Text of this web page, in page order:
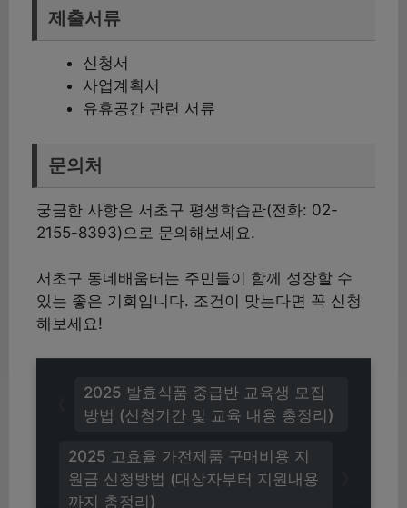
제출서류
신청서
사업계획서
유휴공간 관련 서류
문의처
궁금한 사항은 서초구 평생학습관(전화: 02-
2155-8393)으로 문의해보세요.
서초구 동네배움터는 주민들이 함께 성장할 수
있는 좋은 기회입니다. 조건이 맞는다면 꼭 신청
해보세요!
2025 고효율 가전제품 구매비용 지
원금 신청방법 (대상자부터 지원내용
까지 총정리)
2025 발효식품 중급반 교육생 모집
방법 (신청기간 및 교육 내용 총정리)